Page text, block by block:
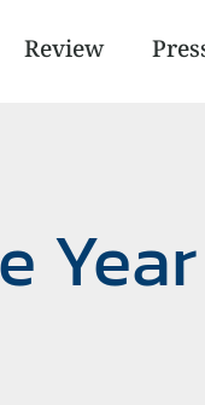
Review